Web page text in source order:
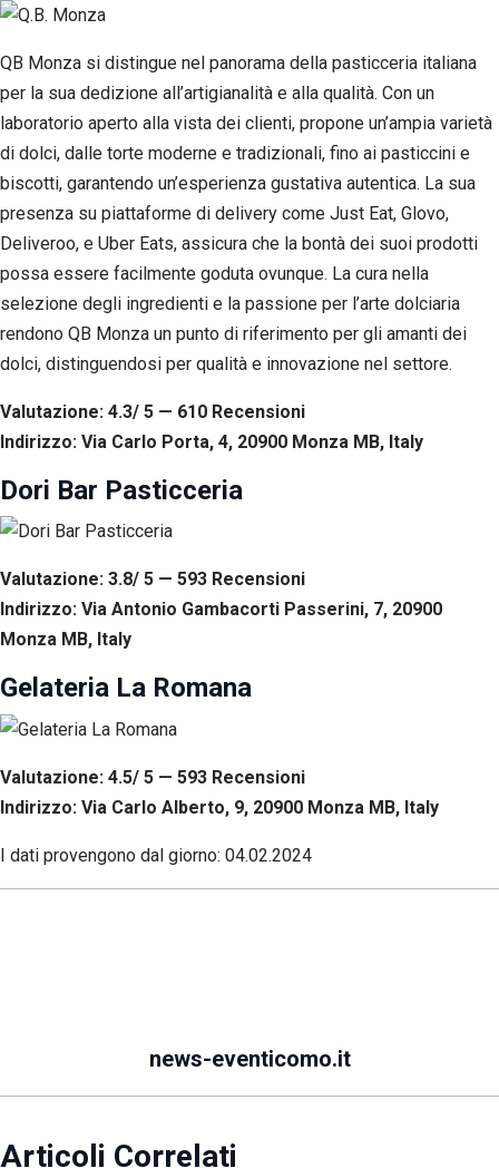
QB Monza si distingue nel panorama della pasticceria italiana
per la sua dedizione all’artigianalità e alla qualità. Con un
laboratorio aperto alla vista dei clienti, propone un’ampia varietà
di dolci, dalle torte moderne e tradizionali, fino ai pasticcini e
biscotti, garantendo un’esperienza gustativa autentica. La sua
presenza su piattaforme di delivery come Just Eat, Glovo,
Deliveroo, e Uber Eats, assicura che la bontà dei suoi prodotti
possa essere facilmente goduta ovunque. La cura nella
selezione degli ingredienti e la passione per l’arte dolciaria
rendono QB Monza un punto di riferimento per gli amanti dei
dolci, distinguendosi per qualità e innovazione nel settore.
Valutazione: 4.3/ 5 — 610 Recensioni
Indirizzo: Via Carlo Porta, 4, 20900 Monza MB, Italy
Dori Bar Pasticceria
Valutazione: 3.8/ 5 — 593 Recensioni
Indirizzo: Via Antonio Gambacorti Passerini, 7, 20900
Monza MB, Italy
Gelateria La Romana
Valutazione: 4.5/ 5 — 593 Recensioni
Indirizzo: Via Carlo Alberto, 9, 20900 Monza MB, Italy
I dati provengono dal giorno: 04.02.2024
news-eventicomo.it
Articoli Correlati